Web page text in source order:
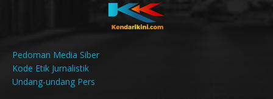
Pedoman Media Siber
Kode Etik Jurnalistik
Undang-undang Pers